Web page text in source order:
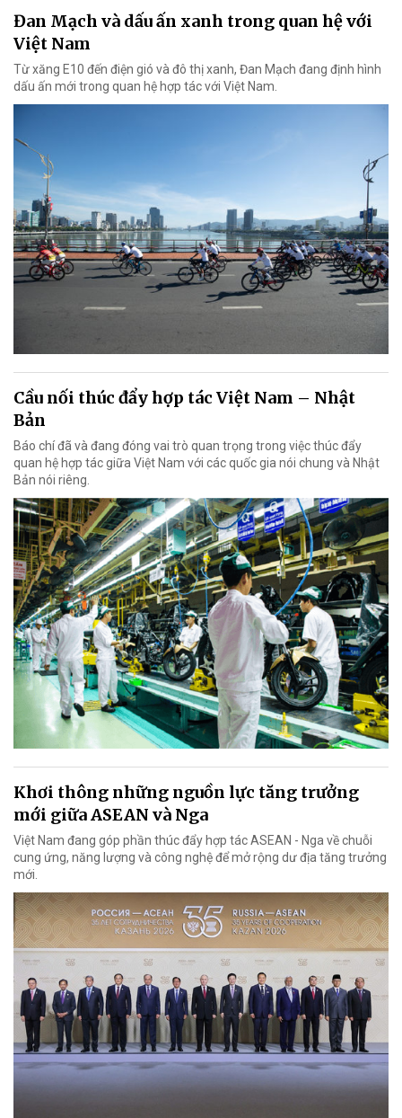
Đan Mạch và dấu ấn xanh trong quan hệ với
Việt Nam
Từ xăng E10 đến điện gió và đô thị xanh, Đan Mạch đang định hình
dấu ấn mới trong quan hệ hợp tác với Việt Nam.
Cầu nối thúc đẩy hợp tác Việt Nam – Nhật
Bản
Báo chí đã và đang đóng vai trò quan trọng trong việc thúc đẩy
quan hệ hợp tác giữa Việt Nam với các quốc gia nói chung và Nhật
Bản nói riêng.
Khơi thông những nguồn lực tăng trưởng
mới giữa ASEAN và Nga
Việt Nam đang góp phần thúc đẩy hợp tác ASEAN - Nga về chuỗi
cung ứng, năng lượng và công nghệ để mở rộng dư địa tăng trưởng
mới.